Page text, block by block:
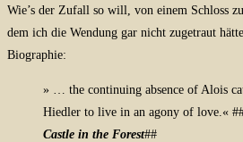
Wie’s der Zufall so will, von einem Schloss
dem ich die Wendung gar nicht zugetraut
Biographie:
» … the continuing absence of Alois
Hiedler to live in an agony of love.«
Castle in the Forest##